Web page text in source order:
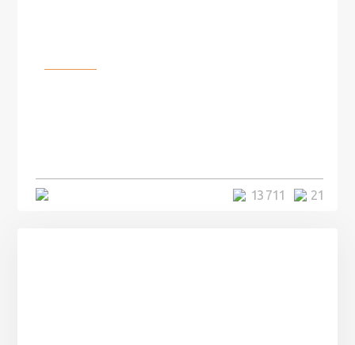
21
13 711